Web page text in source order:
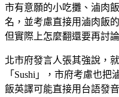
市有意願的小吃攤、滷肉
名，並考慮直接用滷肉飯
但實際上怎麼翻還要再討論
北市府發言人張其強說，
「Sushi」，市府考慮也
飯英譯可能直接用台語發